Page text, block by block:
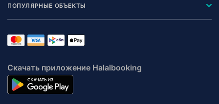
ПОПУЛЯРНЫЕ ОБЪЕКТЫ
Скачать приложение Halalbooking